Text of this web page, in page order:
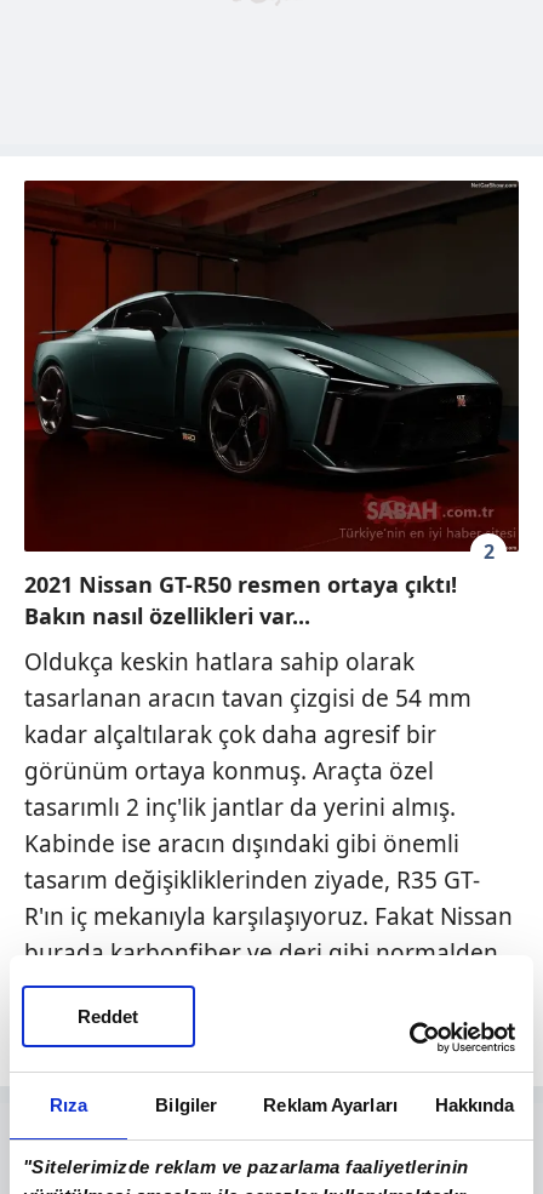
Rıza Bilgiler Reklam Ayarları Hakkında
"Sitelerimizde reklam ve pazarlama faaliyetlerinin
Reddet
2
2021 Nissan GT-R50 resmen ortaya çıktı!
Bakın nasıl özellikleri var...
Oldukça keskin hatlara sahip olarak
tasarlanan aracın tavan çizgisi de 54 mm
kadar alçaltılarak çok daha agresif bir
görünüm ortaya konmuş. Araçta özel
tasarımlı 2 inç'lik jantlar da yerini almış.
Kabinde ise aracın dışındaki gibi önemli
tasarım değişikliklerinden ziyade, R35 GT-
R'ın iç mekanıyla karşılaşıyoruz. Fakat Nissan
burada karbonfiber ve deri gibi normalden
daha özel malzemelere daha fazla yer
vermiş.